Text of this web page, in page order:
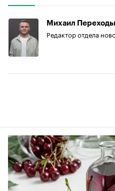
Михаил
Редактор отдела